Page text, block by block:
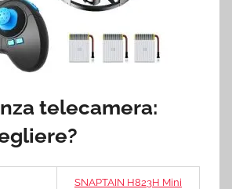
telecamera:
SNAPTAIN H823H Mini